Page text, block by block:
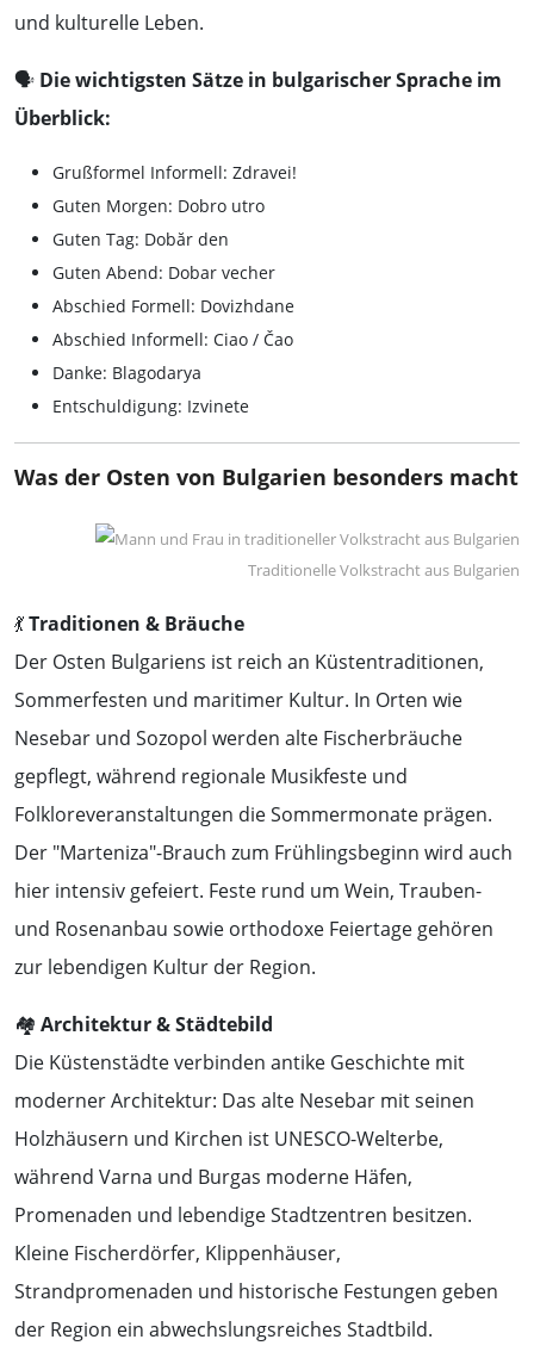
und kulturelle Leben.
🗣️ Die wichtigsten Sätze in bulgarischer Sprache im
Überblick:
Grußformel Informell: Zdravei!
Guten Morgen: Dobro utro
Guten Tag: Dobăr den
Guten Abend: Dobar vecher
Abschied Formell: Dovizhdane
Abschied Informell: Ciao / Čao
Danke: Blagodarya
Entschuldigung: Izvinete
Was der Osten von Bulgarien besonders macht
Traditionelle Volkstracht aus Bulgarien
💃Traditionen & Bräuche
Der Osten Bulgariens ist reich an Küstentraditionen,
Sommerfesten und maritimer Kultur. In Orten wie
Nesebar und Sozopol werden alte Fischerbräuche
gepflegt, während regionale Musikfeste und
Folkloreveranstaltungen die Sommermonate prägen.
Der "Marteniza"-Brauch zum Frühlingsbeginn wird auch
hier intensiv gefeiert. Feste rund um Wein, Trauben-
und Rosenanbau sowie orthodoxe Feiertage gehören
zur lebendigen Kultur der Region.
🏘️ Architektur & Städtebild
Die Küstenstädte verbinden antike Geschichte mit
moderner Architektur: Das alte Nesebar mit seinen
Holzhäusern und Kirchen ist UNESCO-Welterbe,
während Varna und Burgas moderne Häfen,
Promenaden und lebendige Stadtzentren besitzen.
Kleine Fischerdörfer, Klippenhäuser,
Strandpromenaden und historische Festungen geben
der Region ein abwechslungsreiches Stadtbild.